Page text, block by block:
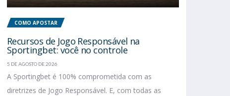
COMO APOSTAR
Recursos de Jogo Responsável na
Sportingbet: você no controle
5 DE AGOSTO DE 2026
A Sportingbet é 100% comprometida com as
diretrizes de Jogo Responsável. E, com todas as